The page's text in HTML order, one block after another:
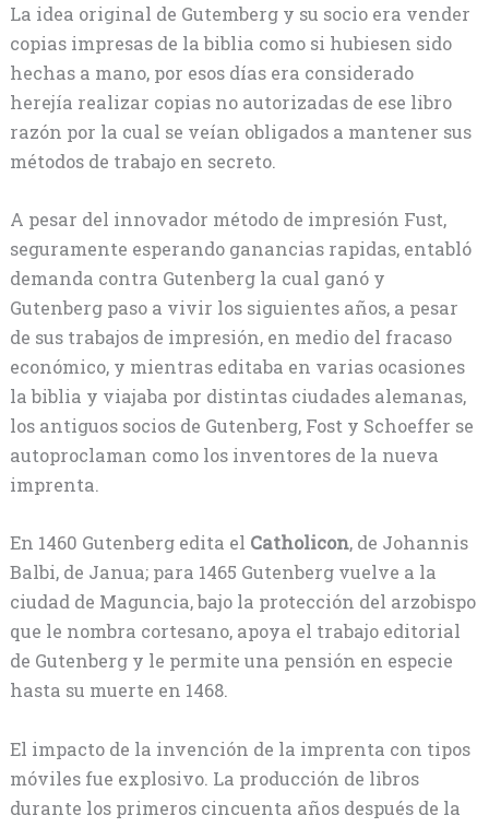
La idea original de Gutemberg y su socio era vender
copias impresas de la biblia como si hubiesen sido
hechas a mano, por esos días era considerado
herejía realizar copias no autorizadas de ese libro
razón por la cual se veían obligados a mantener sus
métodos de trabajo en secreto.
A pesar del innovador método de impresión Fust,
seguramente esperando ganancias rapidas, entabló
demanda contra Gutenberg la cual ganó y
Gutenberg paso a vivir los siguientes años, a pesar
de sus trabajos de impresión, en medio del fracaso
económico, y mientras editaba en varias ocasiones
la biblia y viajaba por distintas ciudades alemanas,
los antiguos socios de Gutenberg, Fost y Schoeffer se
autoproclaman como los inventores de la nueva
imprenta.
En 1460 Gutenberg edita el Catholicon, de Johannis
Balbi, de Janua; para 1465 Gutenberg vuelve a la
ciudad de Maguncia, bajo la protección del arzobispo
que le nombra cortesano, apoya el trabajo editorial
de Gutenberg y le permite una pensión en especie
hasta su muerte en 1468.
El impacto de la invención de la imprenta con tipos
móviles fue explosivo. La producción de libros
durante los primeros cincuenta años después de la